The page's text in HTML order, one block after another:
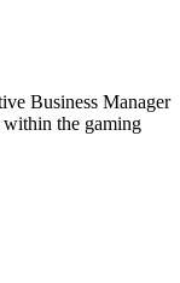
Business Manager
within the gaming